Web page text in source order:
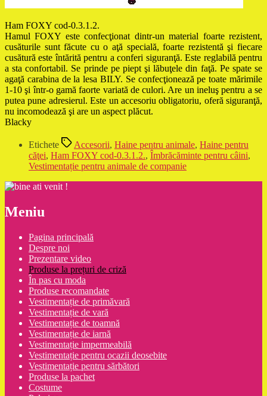
Ham FOXY cod-0.3.1.2.
Hamul FOXY este confecţionat dintr-un material foarte rezistent,
cusăturile sunt făcute cu o aţă specială, foarte rezistentă şi fiecare
cusătură este întărită pentru a conferi siguranţă. Este reglabilă pentru
a sta confortabil. Se prinde pe piept şi lăbuţele din faţă. Pe spate se
agaţă carabina de la lesa BILY. Se confecţionează pe toate mărimile
1-10 şi într-o gamă faorte variată de culori. Are un ineluş pentru a se
putea pune adresierul. Este un accesoriu obligatoriu, oferă siguranţă,
nu incomodează şi are un aspect plăcut.
Blacky
Etichete Accesorii, Haine pentru animale, Haine pentru
căţei, Ham FOXY cod-0.3.1.2., Îmbrăcăminte pentru câini,
Vestimentație pentru animale de companie
Meniu
Pagina principală
Despre noi
Prezentare video
Produse la prețuri de criză
În pas cu moda
Produse recomandate
Vestimentație de primăvară
Vestimentație de vară
Vestimentație de toamnă
Vestimentație de iarnă
Vestimentație impermeabilă
Vestimentație pentru ocazii deosebite
Vestimentație pentru sărbători
Produse la pachet
Costume